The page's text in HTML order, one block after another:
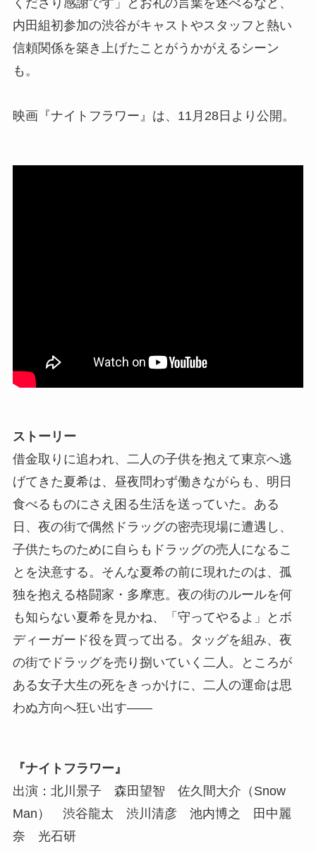
内田組初参加の渋谷がキャストやスタッフと熱い
信頼関係を築き上げたことがうかがえるシーン
も。
映画『ナイトフラワー』は、11月28日より公開。
ストーリー
借金取りに追われ、二人の子供を抱えて東京へ逃
げてきた夏希は、昼夜問わず働きながらも、明日
食べるものにさえ困る生活を送っていた。ある
日、夜の街で偶然ドラッグの密売現場に遭遇し、
子供たちのために自らもドラッグの売人になるこ
とを決意する。そんな夏希の前に現れたのは、孤
独を抱える格闘家・多摩恵。夜の街のルールを何
も知らない夏希を見かね、「守ってやるよ」とボ
ディーガード役を買って出る。タッグを組み、夜
の街でドラッグを売り捌いていく二人。ところが
ある女子大生の死をきっかけに、二人の運命は思
わぬ方向へ狂い出す――
『ナイトフラワー』
出演：北川景子 森田望智 佐久間大介（Snow
Man） 渋谷龍太 渋川清彦 池内博之 田中麗
奈 光石研